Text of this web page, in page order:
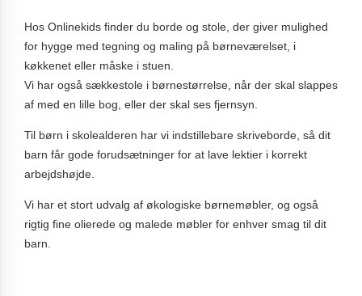
Hos Onlinekids finder du borde og stole, der giver mulighed
for hygge med tegning og maling på børneværelset, i
køkkenet eller måske i stuen.
Vi har også sækkestole i børnestørrelse, når der skal slappes
af med en lille bog, eller der skal ses fjernsyn.
Til børn i skolealderen har vi indstillebare skriveborde, så dit
barn får gode forudsætninger for at lave lektier i korrekt
arbejdshøjde.
Vi har et stort udvalg af økologiske børnemøbler, og også
rigtig fine olierede og malede møbler for enhver smag til dit
barn.